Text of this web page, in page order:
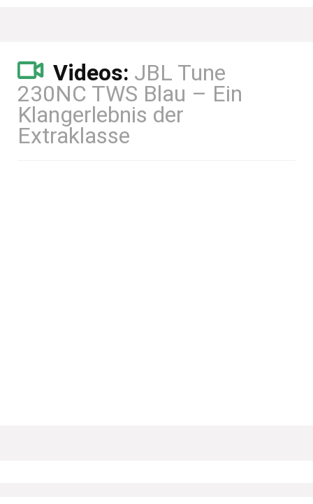
Videos: JBL Tune
230NC TWS Blau – Ein
Klangerlebnis der
Extraklasse